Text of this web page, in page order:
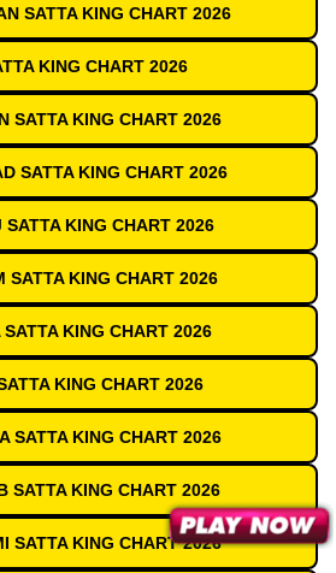
SATTA KING CHART 2026
KING CHART 2026
SATTA KING CHART 2026
SATTA KING CHART 2026
SATTA KING CHART 2026
SATTA KING CHART 2026
SATTA KING CHART 2026
KING CHART 2026
SATTA KING CHART 2026
SATTA KING CHART 2026
SATTA KING CHART 2026